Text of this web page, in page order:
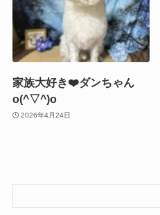
家族大好き❤️ダンちゃん
o(^▽^)o
2026年4月24日